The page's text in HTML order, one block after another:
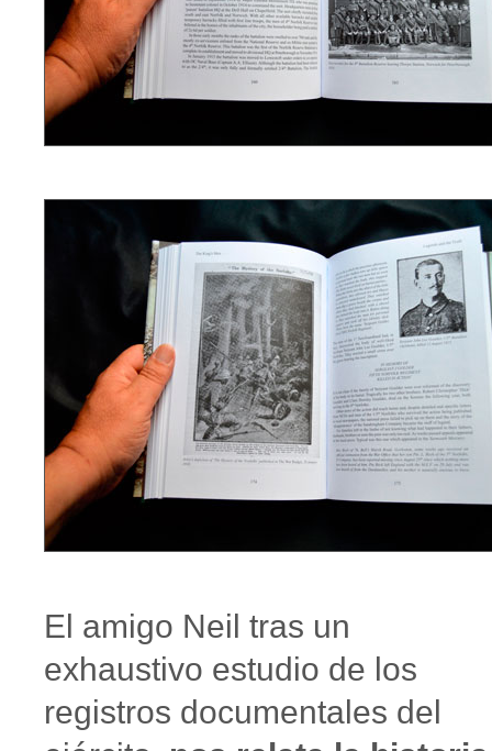
El amigo Neil tras un
exhaustivo estudio de los
registros documentales del